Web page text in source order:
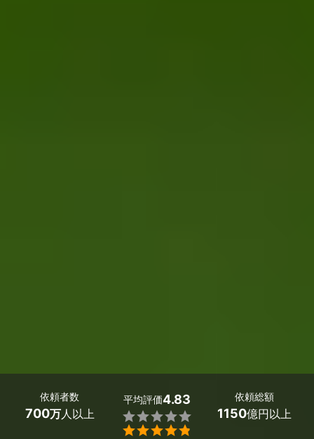
依頼者数
700万人以上
平均評価4.83


依頼総額
1150億円以上